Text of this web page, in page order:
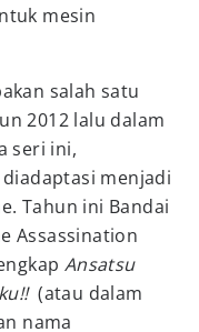
mesin
salah satu
2012 lalu dalam
seri ini,
menjadi
Tahun ini Bandai
Assassination
Ansatsu
(atau dalam
nama